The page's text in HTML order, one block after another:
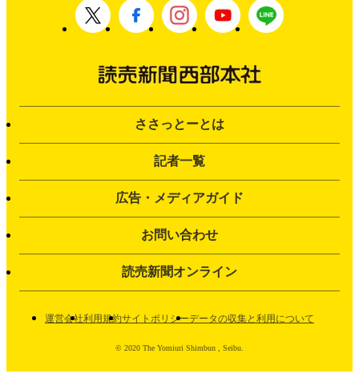
ささっとーとは
記者一覧
広告・メディアガイド
お問い合わせ
読売新聞オンライン
運営会社利用規約サイトポリシーデータの収集と利用について
© 2020 The Yomiuri Shimbun , Seibu.